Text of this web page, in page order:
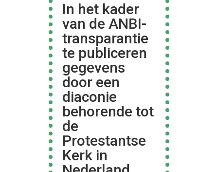
In het kader
van de ANBI-
transparantie
te publiceren
gegevens
door een
diaconie
behorende tot
de
Protestantse
Kerk in